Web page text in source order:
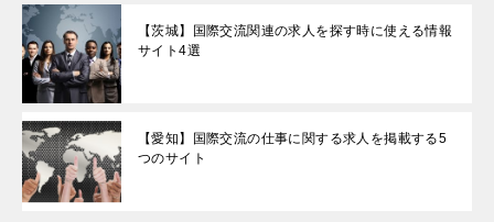
【茨城】国際交流関連の求人を探す時に使える情報
サイト4選
【愛知】国際交流の仕事に関する求人を掲載する5
つのサイト